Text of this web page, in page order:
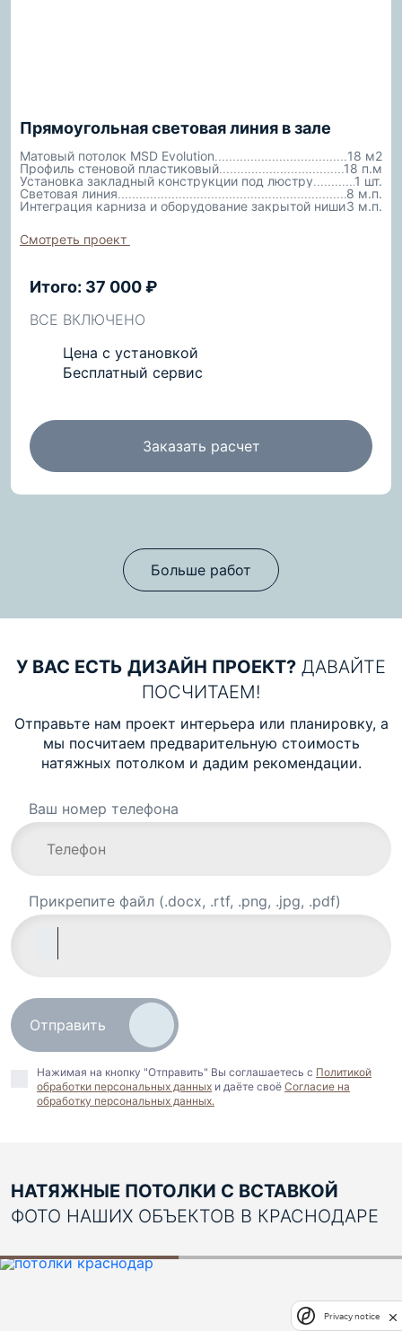
Прямоугольная световая линия в зале
Матовый потолок MSD Evolution
18 м2
Профиль стеновой пластиковый
18 п.м
Установка закладный конструкции под люстру
1 шт.
Световая линия
8 м.п.
Интеграция карниза и оборудование закрытой ниши3 м.п.
Смотреть проект
Итого: 37 000 ₽
ВСЕ ВКЛЮЧЕНО
Цена с установкой
Бесплатный сервис
Заказать расчет
Больше работ
У ВАС ЕСТЬ ДИЗАЙН ПРОЕКТ? ДАВАЙТЕ
ПОСЧИТАЕМ!
Отправьте нам проект интерьера или планировку, а
мы посчитаем предварительную стоимость
натяжных потолком и дадим рекомендации.
Ваш номер телефона
Прикрепите файл (.docx, .rtf, .png, .jpg, .pdf)
Отправить
Нажимая на кнопку "Отправить" Вы соглашаетесь c Политикой
обработки персональных данных и даёте своё Согласие на
обработку персональных данных.
НАТЯЖНЫЕ ПОТОЛКИ С ВСТАВКОЙ
ФОТО НАШИХ ОБЪЕКТОВ В КРАСНОДАРЕ
Privacy notice